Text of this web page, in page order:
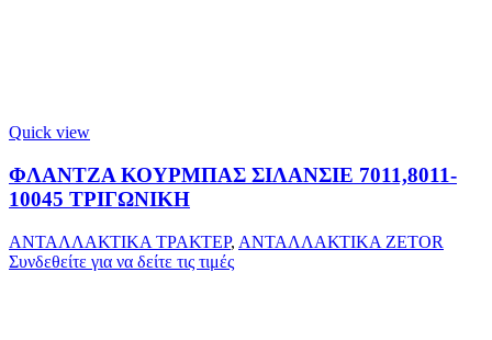
Quick view
ΦΛΑΝΤΖΑ ΚΟΥΡΜΠΑΣ ΣΙΛΑΝΣΙΕ 7011,8011-
10045 ΤΡΙΓΩΝΙΚΗ
ΑΝΤΑΛΛΑΚΤΙΚΑ ΤΡΑΚΤΕΡ, ΑΝΤΑΛΛΑΚΤΙΚΑ ZETOR
Συνδεθείτε για να δείτε τις τιμές